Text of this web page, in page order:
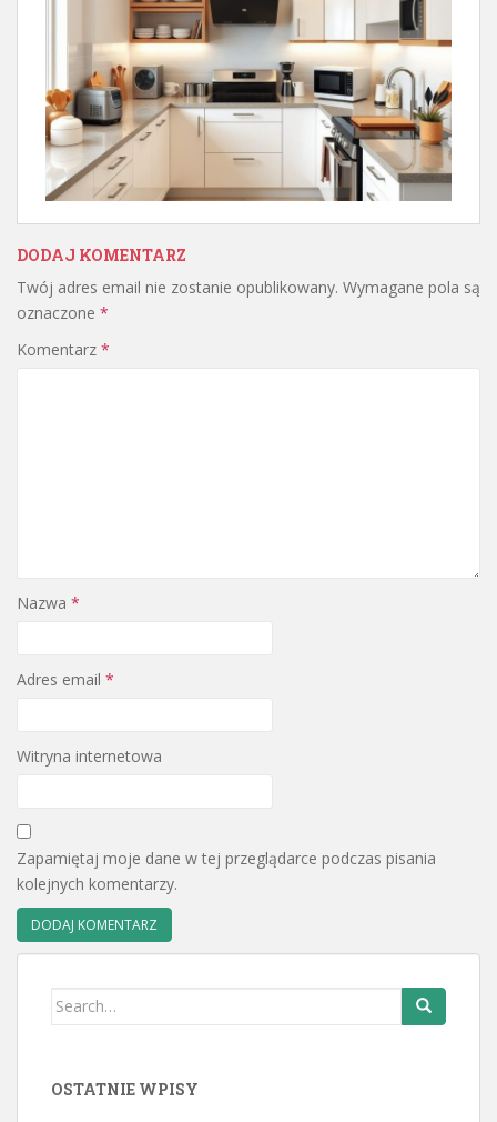
DODAJ KOMENTARZ
Twój adres email nie zostanie opublikowany. Wymagane pola są
oznaczone *
Komentarz *
Nazwa *
Adres email *
Witryna internetowa
Zapamiętaj moje dane w tej przeglądarce podczas pisania
kolejnych komentarzy.
Search
OSTATNIE WPISY